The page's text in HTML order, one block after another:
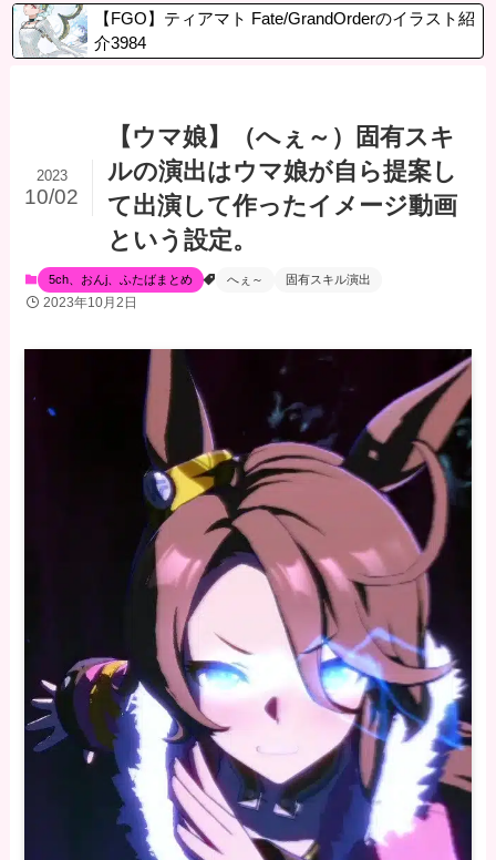
【FGO】ティアマト Fate/GrandOrderのイラスト紹
介3984
【ウマ娘】（へぇ～）固有スキ
ルの演出はウマ娘が自ら提案し
て出演して作ったイメージ動画
という設定。
2023
10/02
5ch、おんj、ふたばまとめ へぇ～ 固有スキル演出
2023年10月2日